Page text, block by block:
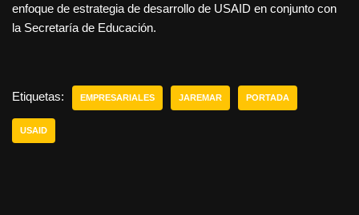
enfoque de estrategia de desarrollo de USAID en conjunto con
la Secretaría de Educación.
Etiquetas: EMPRESARIALES JAREMAR PORTADA
USAID